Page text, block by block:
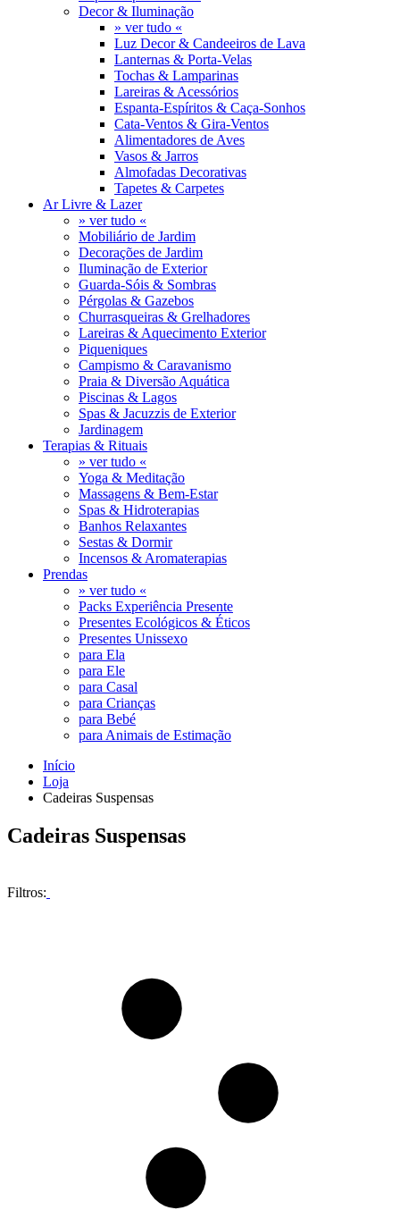
Decor & Iluminação
» ver tudo «
Luz Decor & Candeeiros de Lava
Lanternas & Porta-Velas
Tochas & Lamparinas
Lareiras & Acessórios
Espanta-Espíritos & Caça-Sonhos
Cata-Ventos & Gira-Ventos
Alimentadores de Aves
Vasos & Jarros
Almofadas Decorativas
Tapetes & Carpetes
Ar Livre & Lazer
» ver tudo «
Mobiliário de Jardim
Decorações de Jardim
Iluminação de Exterior
Guarda-Sóis & Sombras
Pérgolas & Gazebos
Churrasqueiras & Grelhadores
Lareiras & Aquecimento Exterior
Piqueniques
Campismo & Caravanismo
Praia & Diversão Aquática
Piscinas & Lagos
Spas & Jacuzzis de Exterior
Jardinagem
Terapias & Rituais
» ver tudo «
Yoga & Meditação
Massagens & Bem-Estar
Spas & Hidroterapias
Banhos Relaxantes
Sestas & Dormir
Incensos & Aromaterapias
Prendas
» ver tudo «
Packs Experiência Presente
Presentes Ecológicos & Éticos
Presentes Unissexo
para Ela
para Ele
para Casal
para Crianças
para Bebé
para Animais de Estimação
Início
Loja
Cadeiras Suspensas
Cadeiras Suspensas
Filtros: